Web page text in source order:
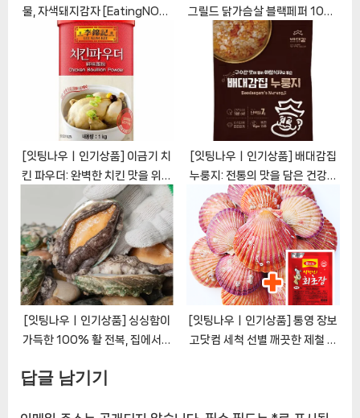
물, 자색돼지감자 [EatingNOW
ㅣ추천상품]
그릴드 닭가슴살 블랙페퍼 100g
20개입 [EatingNOWㅣ추천상
품]
[잇팅나우ㅣ인기상품] 이금기 치
킨 파우더: 완벽한 치킨 맛을 위한
필수 조미료 [EatingNOWㅣ추
천상품]
[잇팅나우ㅣ인기상품] 배대감집
누룽지: 전통의 맛을 담은 건강한
선택 [EatingNOWㅣ추천상품]
[잇팅나우ㅣ인기상품] 싱싱함이
가득한 100% 활 전복, 집에서도
[EatingNOWㅣ추천상품]
[잇팅나우ㅣ인기상품] 통영 장보
고닷컴 세척 선별 깨끗한 제철 가
답글 남기기